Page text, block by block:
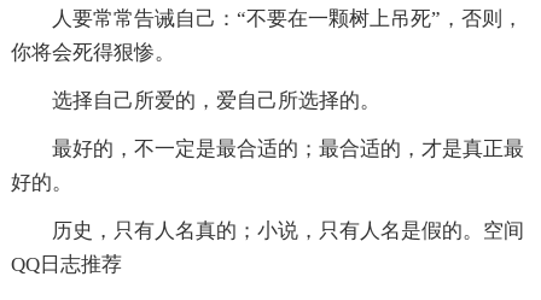
人要常常告诫自己：“不要在一颗树上吊死”，否则，
你将会死得狠惨。
选择自己所爱的，爱自己所选择的。
最好的，不一定是最合适的；最合适的，才是真正最
好的。
历史，只有人名真的；小说，只有人名是假的。空间
QQ日志推荐